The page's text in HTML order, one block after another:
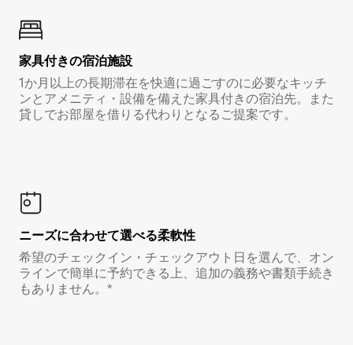
家具付き⁠の宿⁠泊⁠施⁠設
1か月以上の長期滞在を快適に過ごすのに必要なキッチ
ンとアメニティ・設備を備えた家具付きの宿泊先。また
貸しでお部屋を借りる代わりとなるご提案です。
ニーズに合わせて選べる柔軟性
希望のチェックイン・チェックアウト日を選んで、オン
ラインで簡単に予約できる上、追加の義務や書類手続き
もありません。*